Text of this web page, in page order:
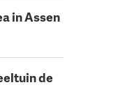
in Assen
de